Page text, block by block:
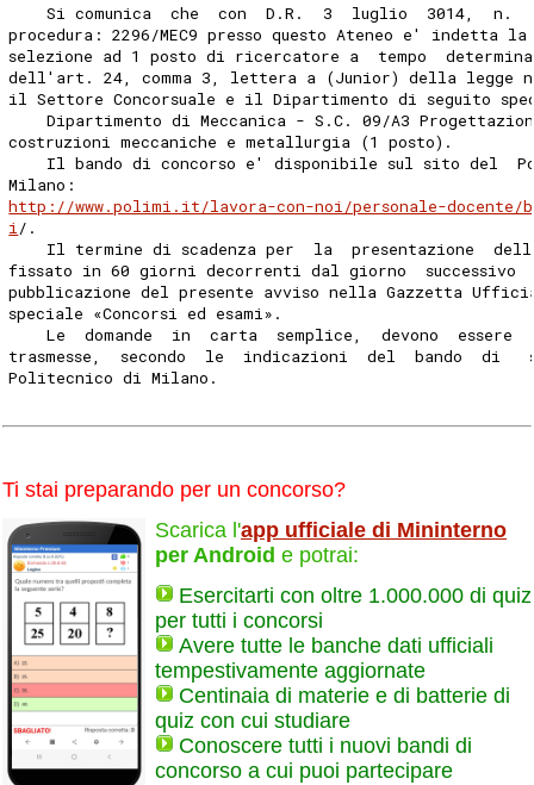
Si comunica  che  con  D.R.  3  luglio  3014,  n.
procedura: 2296/MEC9 presso questo Ateneo e' indetta
selezione ad 1 posto di ricercatore a  tempo
dell'art. 24, comma 3, lettera a (Junior) della legge
il Settore Concorsuale e il Dipartimento di seguito
Dipartimento di Meccanica - S.C. 09/A3
costruzioni meccaniche e metallurgia (1 posto).
Il bando di concorso e' disponibile sul sito del
Milano:
http://www.polimi.it/lavora-con-noi/personale-docente/
i /.
Il termine di scadenza per  la  presentazione
fissato in 60 giorni decorrenti dal giorno
pubblicazione del presente avviso nella Gazzetta
speciale «Concorsi ed esami».
Le  domande  in  carta  semplice,  devono  essere
trasmesse,  secondo  le  indicazioni  del  bando  di
Politecnico di Milano.
Ti stai preparando per un concorso?
Scarica l'app ufficiale di Mininterno
per Android e potrai:
Esercitarti con oltre 1.000.000 di quiz
per tutti i concorsi
Avere tutte le banche dati ufficiali
tempestivamente aggiornate
Centinaia di materie e di batterie di
quiz con cui studiare
Conoscere tutti i nuovi bandi di
concorso a cui puoi partecipare